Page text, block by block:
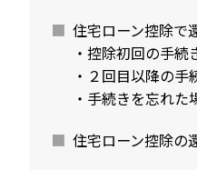
住宅ローン控除で
・控除初回の手続
・２回目以降の手
・手続きを忘れた
住宅ローン控除の